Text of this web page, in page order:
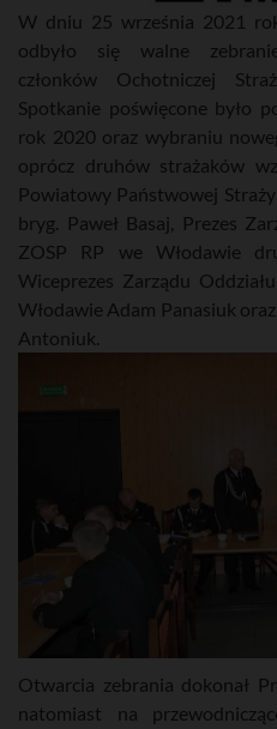
W dniu 25 września 2021
odbyło się walne
członków Ochotniczej
Spotkanie poświęcone było
rok 2020 oraz wybraniu
oprócz druhów strażaków
Powiatowy Państwowej
bryg. Paweł Basaj, Prezes
ZOSP RP we Włodawie
Wiceprezes Zarządu
Włodawie Adam Panasiuk
Antoniuk.
Otwarcia zebrania dokonał
natomiast na